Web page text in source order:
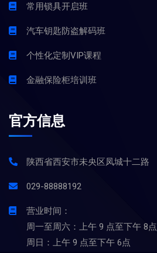
常用锁具开启班
汽车钥匙防盗解码班
个性化定制VIP课程
金融保险柜培训班
官方信息
陕西省西安市未央区凤城十二路
029-88888192
营业时间：
周一至周六：上午 9 点至下午 8点
周日：上午 9 点至下午 6点